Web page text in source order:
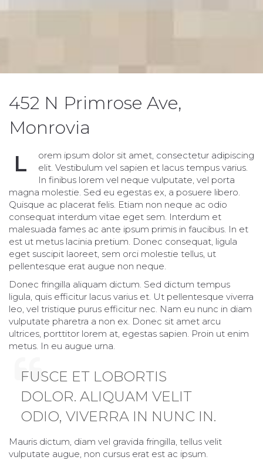
452 N Primrose Ave,
Monrovia
L
orem ipsum dolor sit amet, consectetur adipiscing
elit. Vestibulum vel sapien et lacus tempus varius.
In finibus lorem vel neque vulputate, vel porta
magna molestie. Sed eu egestas ex, a posuere libero.
Quisque ac placerat felis. Etiam non neque ac odio
consequat interdum vitae eget sem. Interdum et
malesuada fames ac ante ipsum primis in faucibus. In et
est ut metus lacinia pretium. Donec consequat, ligula
eget suscipit laoreet, sem orci molestie tellus, ut
pellentesque erat augue non neque.
Donec fringilla aliquam dictum. Sed dictum tempus
ligula, quis efficitur lacus varius et. Ut pellentesque viverra
leo, vel tristique purus efficitur nec. Nam eu nunc in diam
vulputate pharetra a non ex. Donec sit amet arcu
ultrices, porttitor lorem at, egestas sapien. Proin ut enim
metus. In eu augue urna.
FUSCE ET LOBORTIS
DOLOR. ALIQUAM VELIT
ODIO, VIVERRA IN NUNC IN.
Mauris dictum, diam vel gravida fringilla, tellus velit
vulputate augue, non cursus erat est ac ipsum.